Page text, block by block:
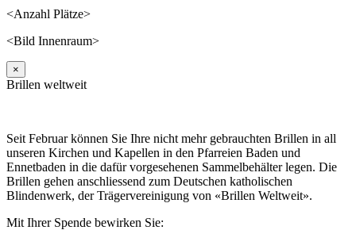
<Anzahl Plätze>
<Bild Innenraum>
×
Brillen weltweit
Seit Februar können Sie Ihre nicht mehr gebrauchten Brillen in all
unseren Kirchen und Kapellen in den Pfarreien Baden und
Ennetbaden in die dafür vorgesehenen Sammelbehälter legen. Die
Brillen gehen anschliessend zum Deutschen katholischen
Blindenwerk, der Trägervereinigung von «Brillen Weltweit».
Mit Ihrer Spende bewirken Sie: